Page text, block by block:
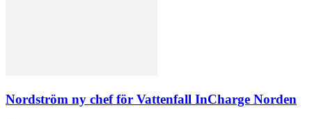
Nordström ny chef för Vattenfall InCharge Norden